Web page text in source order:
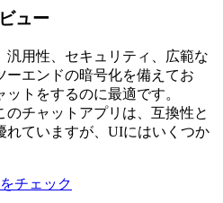
ュー
汎用性、セキュリティ、広範な
ーエンドの暗号化を備えてお
トをするのに最適です。
のチャットアプリは、互換性と
れていますが、UIにはいくつか
チェック